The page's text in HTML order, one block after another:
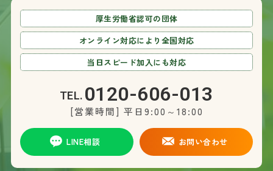
厚生労働省認可の団体
オンライン対応により全国対応
当日スピード加入にも対応
TEL. 0120-606-013
[営業時間] 平日9:00～18:00
LINE相談 お問い合わせ